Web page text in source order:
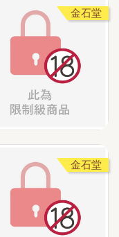
金石堂
金石堂